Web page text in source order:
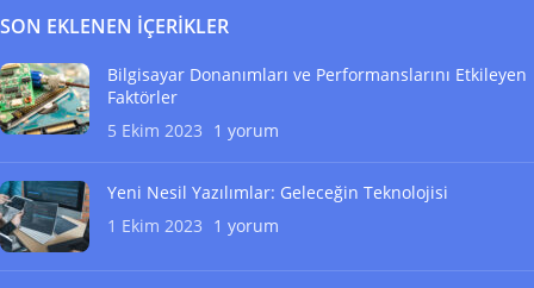
SON EKLENEN İÇERIKLER
Bilgisayar Donanımları ve Performanslarını Etkileyen
Faktörler
5 Ekim 2023 1 yorum
Yeni Nesil Yazılımlar: Geleceğin Teknolojisi
1 Ekim 2023 1 yorum